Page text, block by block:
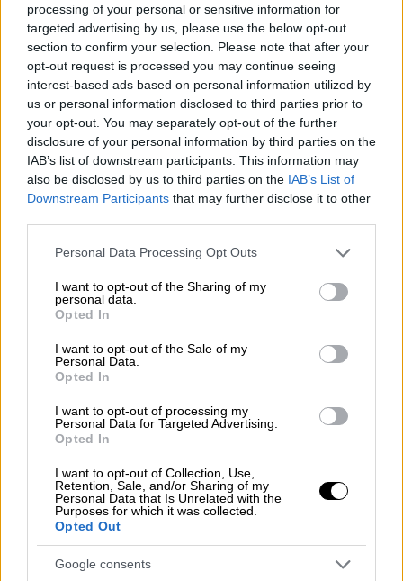
processing of your personal or sensitive information for
targeted advertising by us, please use the below opt-out
section to confirm your selection. Please note that after your
opt-out request is processed you may continue seeing
interest-based ads based on personal information utilized by
us or personal information disclosed to third parties prior to
your opt-out. You may separately opt-out of the further
disclosure of your personal information by third parties on the
IAB’s list of downstream participants. This information may
also be disclosed by us to third parties on the IAB’s List of
Downstream Participants that may further disclose it to other
Please note that this website/app uses one or more Google
not limited to your visit or usage behaviour. You may click to
grant or deny consent to Google and its third-party tags to
use your data for below specified purposes in below Google
consent section.
Personal Data Processing Opt Outs
I want to opt-out of the Sharing of my
personal data.
Opted In
I want to opt-out of the Sale of my
Personal Data.
Opted In
I want to opt-out of processing my
Personal Data for Targeted Advertising.
Opted In
I want to opt-out of Collection, Use,
Retention, Sale, and/or Sharing of my
Personal Data that Is Unrelated with the
Purposes for which it was collected.
Opted Out
Google consents
Αθλητισμός 16.03.2023 23:57
Παυλίδη η Άλκμααρ απέκλεισε τη
Λάτσιο - Η οχτάδα των προημιτελικών
Η Άλκμααρ του Παυλίδη και του
Χατζηδιάκου συνεχίζει στο Conference μετά
τη σπουδαία πρόκριση επί της Λάτσιο